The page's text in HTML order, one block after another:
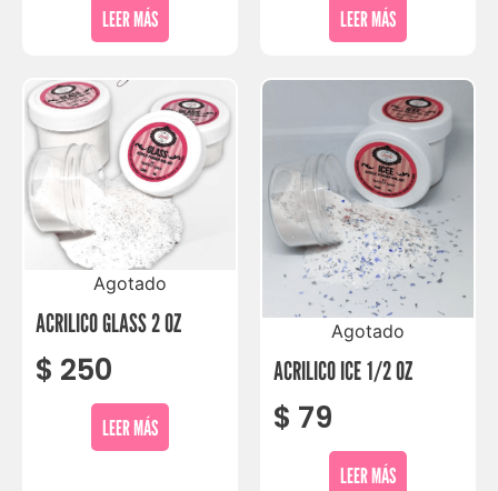
LEER MÁS LEER MÁS
Agotado
ACRILICO GLASS 2 OZ
$ 250
LEER MÁS
Agotado
ACRILICO ICE 1/2 OZ
$ 79
LEER MÁS